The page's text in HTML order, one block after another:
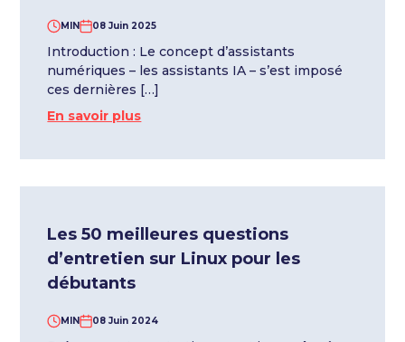
MIN 08 Juin 2025
Introduction : Le concept d’assistants
numériques – les assistants IA – s’est imposé
ces dernières […]
En savoir plus
Les 50 meilleures questions
d’entretien sur Linux pour les
débutants
MIN 08 Juin 2024